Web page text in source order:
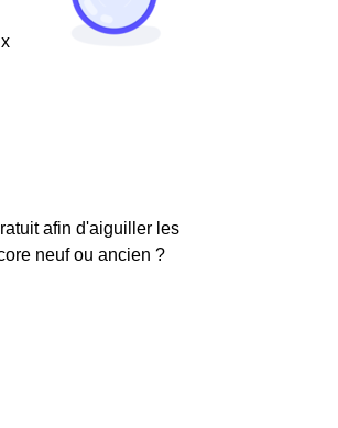
afin d'aiguiller les
neuf ou ancien ?